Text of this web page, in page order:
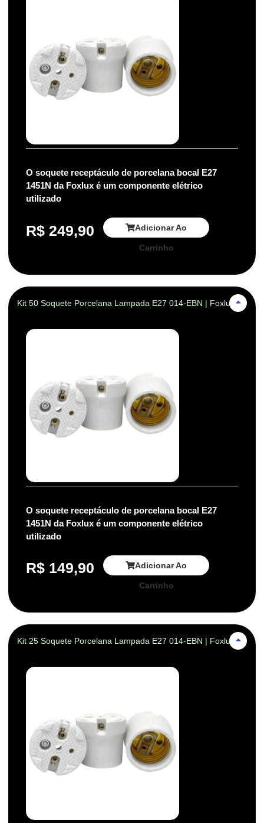
O soquete receptáculo de porcelana bocal E27
1451N da Foxlux é um componente elétrico
utilizado
R$ 249,90 Adicionar Ao
Carrinho
Kit 50 Soquete Porcelana Lampada E27 014-EBN | Foxlux
O soquete receptáculo de porcelana bocal E27
1451N da Foxlux é um componente elétrico
utilizado
R$ 149,90 Adicionar Ao
Carrinho
Kit 25 Soquete Porcelana Lampada E27 014-EBN | Foxlux